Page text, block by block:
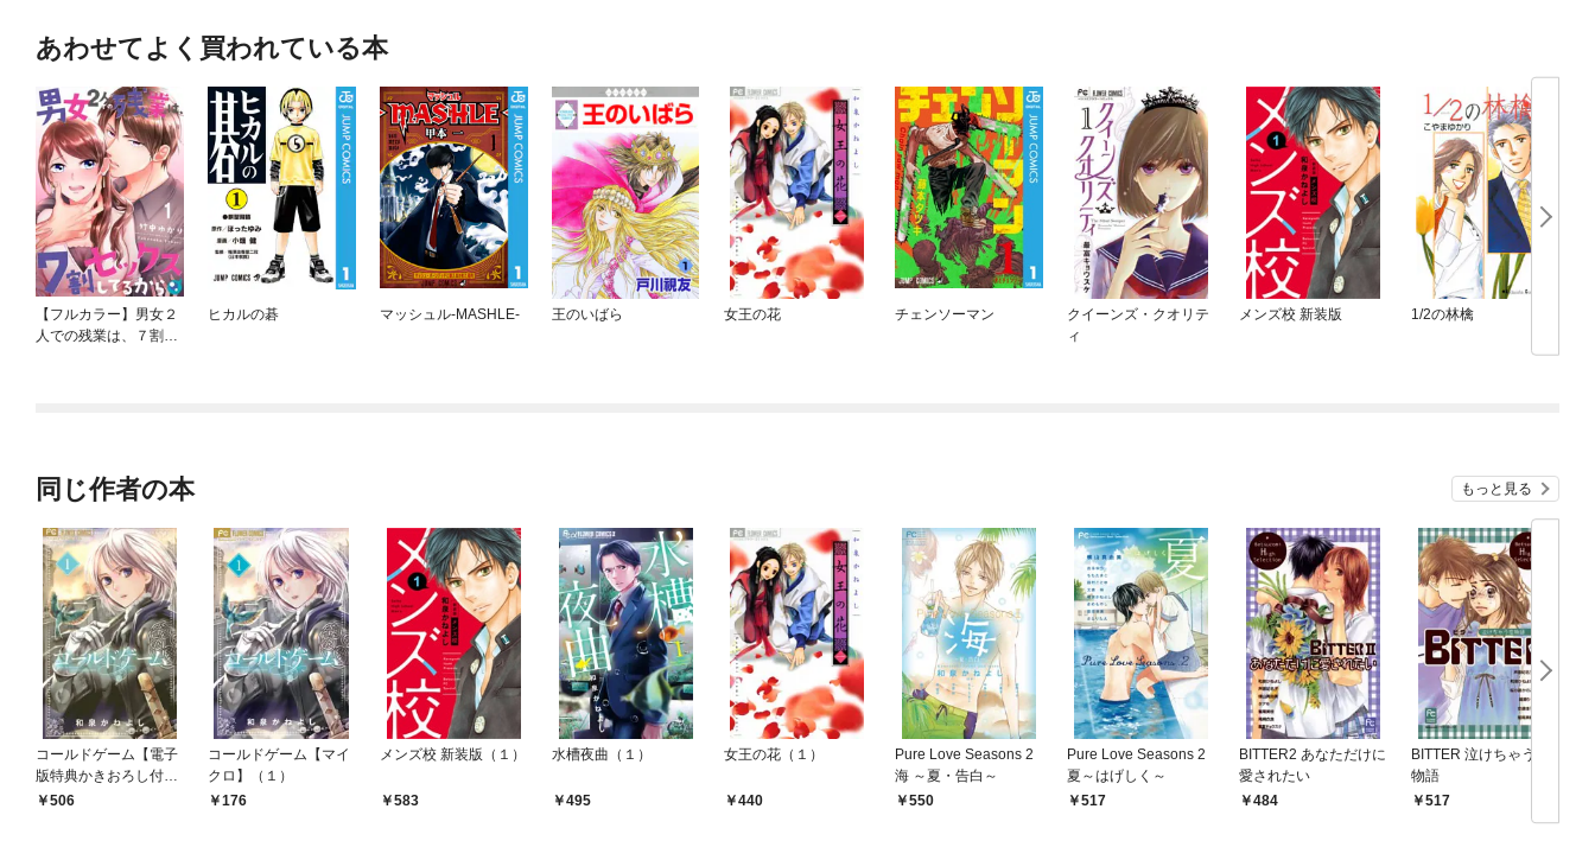
あわせてよく買われている本
【フルカラー】男女２
人での残業は、７割セ
ヒカルの碁 マッシュル-MASHLE- 王のいばら 女王の花 チェンソーマン
クイーンズ・クオリテ
ィ
メンズ校 新装版 1/2の林檎
同じ作者の本 もっと見る
コールドゲーム【電子
版特典かきおろし付
き】（１）
506
コールドゲーム【マイ
クロ】（１）
176
メンズ校 新装版（１）
583
水槽夜曲（１）
495
女王の花（１）
440
Pure Love Seasons 2
海 ～夏・告白～
550
Pure Love Seasons 2
夏～はげしく～
517
BITTER2 あなただけに
愛されたい
484
BITTER 泣けちゃう恋
物語
517